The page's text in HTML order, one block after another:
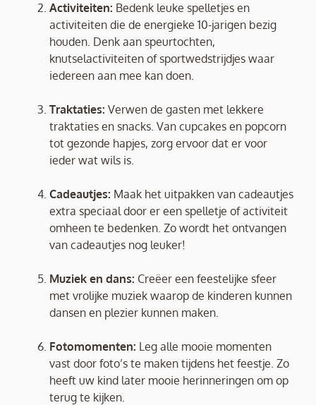
Activiteiten: Bedenk leuke spelletjes en
activiteiten die de energieke 10-jarigen bezig
houden. Denk aan speurtochten,
knutselactiviteiten of sportwedstrijdjes waar
iedereen aan mee kan doen.
Traktaties: Verwen de gasten met lekkere
traktaties en snacks. Van cupcakes en popcorn
tot gezonde hapjes, zorg ervoor dat er voor
ieder wat wils is.
Cadeautjes: Maak het uitpakken van cadeautjes
extra speciaal door er een spelletje of activiteit
omheen te bedenken. Zo wordt het ontvangen
van cadeautjes nog leuker!
Muziek en dans: Creëer een feestelijke sfeer
met vrolijke muziek waarop de kinderen kunnen
dansen en plezier kunnen maken.
Fotomomenten: Leg alle mooie momenten
vast door foto’s te maken tijdens het feestje. Zo
heeft uw kind later mooie herinneringen om op
terug te kijken.